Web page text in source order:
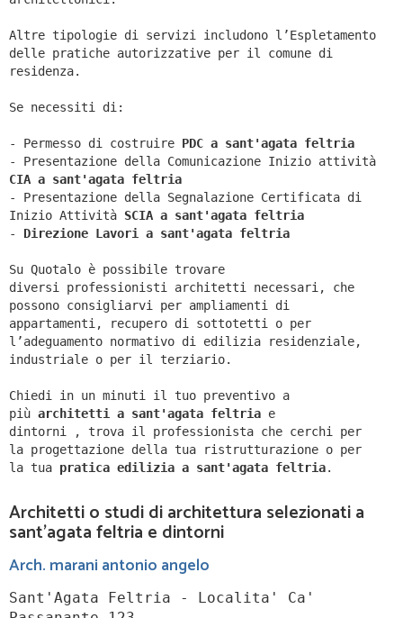
Altre tipologie di servizi includono l’Espletamento
delle pratiche autorizzative per il comune di
residenza.
Se necessiti di:
- Permesso di costruire PDC a sant'agata feltria
- Presentazione della Comunicazione Inizio attività
CIA a sant'agata feltria
- Presentazione della Segnalazione Certificata di
Inizio Attività SCIA a sant'agata feltria
- Direzione Lavori a sant'agata feltria
Su Quotalo è possibile trovare
diversi professionisti architetti necessari, che
possono consigliarvi per ampliamenti di
appartamenti, recupero di sottotetti o per
l’adeguamento normativo di edilizia residenziale,
industriale o per il terziario.
Chiedi in un minuti il tuo preventivo a
più architetti a sant'agata feltria e
dintorni ,
trova il professionista che cerchi per
la progettazione della tua ristrutturazione o per
la tua pratica edilizia a sant'agata feltria.
Architetti o studi di architettura selezionati a
sant'agata feltria e dintorni
Arch. marani antonio angelo
Sant'Agata Feltria - Localita' Ca'